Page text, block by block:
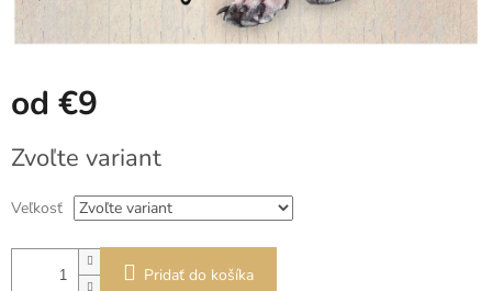
od €9
cena:
Zvoľte variant
Veľkosť
Pridať do košíka